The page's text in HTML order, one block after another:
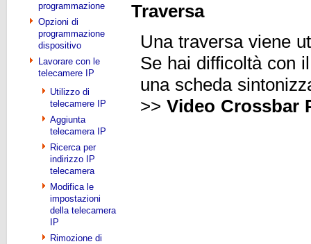
programmazione
Opzioni di
programmazione
dispositivo
Lavorare con le
telecamere IP
Utilizzo di
telecamere IP
Aggiunta
telecamera IP
Ricerca per
indirizzo IP
telecamera
Modifica le
impostazioni
della telecamera
IP
Rimozione di
Traversa
Una traversa viene
Se hai difficoltà con
una scheda
>> Video Crossbar